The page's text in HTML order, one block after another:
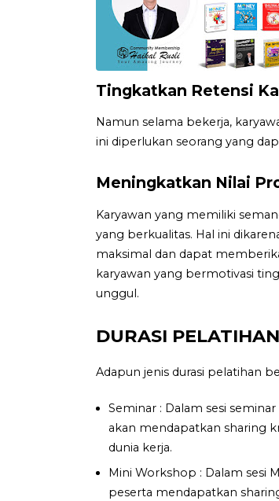
Tingkatkan Retensi
Namun selama bekerja,
ini diperlukan seorang yang
Meningkatkan Nilai
Karyawan yang memiliki
yang berkualitas. Hal ini
maksimal dan dapat
karyawan yang bermotivasi
unggul.
DURASI
Adapun jenis durasi pelatihan
Seminar : Dalam sesi
akan mendapatkan sharing
dunia kerja.
Mini Workshop : Dalam sesi
peserta mendapatkan